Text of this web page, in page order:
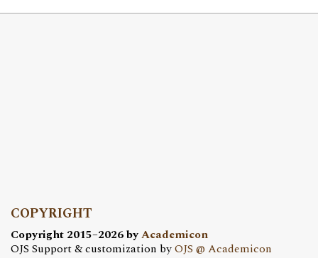
COPYRIGHT
Copyright 2015–2026 byAcademicon
OJS Support & customization byOJS @ Academicon